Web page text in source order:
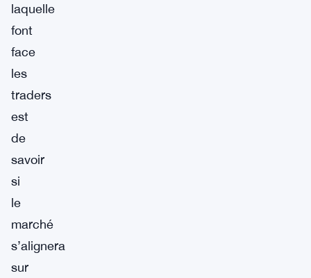
laquelle
font
face
les
traders
est
de
savoir
si
le
marché
s’alignera
sur